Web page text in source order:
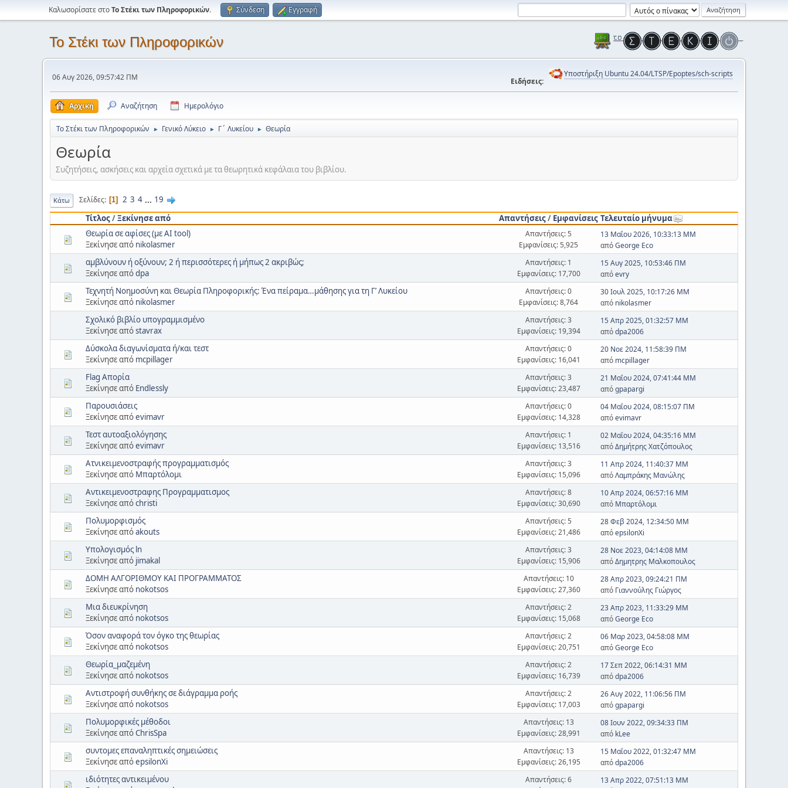
Καλωσορίσατε στοΤο Στέκι των Πληροφορικών. Σύνδεση Εγγραφή
Το Στέκι των Πληροφορικών
06 Αυγ 2026, 09:57:42 ΠΜ Ειδήσεις:
Υποστήριξη Ubuntu 24.04/LTSP/Epoptes/sch-scripts
Αρχική Αναζήτηση Ημερολόγιο
Το Στέκι των Πληροφορικών ► Γενικό Λύκειο ► Γ΄ Λυκείου ► Θεωρία
Θεωρία
Συζητήσεις, ασκήσεις και αρχεία σχετικά με τα θεωρητικά κεφάλαια του βιβλίου.
Κάτω Σελίδες 1 2 3 4 ... 19
Τίτλος/Ξεκίνησε από Απαντήσεις/ Εμφανίσεις Τελευταίο μήνυμα
Θεωρία σε αφίσες (με AI tool)
Ξεκίνησε από nikolasmer
Απαντήσεις: 5
Εμφανίσεις: 5,925
13 Μαΐου 2026, 10:33:13 ΜΜ
απόGeorge Eco
αμβλύνουν ή οξύνουν; 2 ή περισσότερες ή μήπως 2 ακριβώς;
Ξεκίνησε απόdpa
Απαντήσεις: 1
Εμφανίσεις: 17,700
15 Αυγ 2025, 10:53:46 ΠΜ
απόevry
Τεχνητή Νοημοσύνη και Θεωρία Πληροφορικής: Ένα πείραμα…μάθησης για τη Γ’ Λυκείου
Ξεκίνησε από nikolasmer
Απαντήσεις: 0
Εμφανίσεις: 8,764
30 Ιουλ 2025, 10:17:26 ΜΜ
από nikolasmer
Σχολικό βιβλίο υπογραμμισμένο
Ξεκίνησε απόstavrax
Απαντήσεις: 3
Εμφανίσεις: 19,394
15 Απρ 2025, 01:32:57 ΜΜ
απόdpa2006
Δύσκολα διαγωνίσματα ή/και τεστ
Ξεκίνησε από mcpillager
Απαντήσεις: 0
Εμφανίσεις: 16,041
20 Νοε 2024, 11:58:39 ΠΜ
από mcpillager
Flag Απορία
Ξεκίνησε από Endlessly
Απαντήσεις: 3
Εμφανίσεις: 23,487
21 Μαΐου 2024, 07:41:44 ΜΜ
απόgpapargi
Παρουσιάσεις
Ξεκίνησε απόevimavr
Απαντήσεις: 0
Εμφανίσεις: 14,328
04 Μαΐου 2024, 08:15:07 ΠΜ
απόevimavr
Τεστ αυτοαξιολόγησης
Ξεκίνησε απόevimavr
Απαντήσεις: 1
Εμφανίσεις: 13,516
02 Μαΐου 2024, 04:35:16 ΜΜ
απόΔημήτρης Χατζόπουλος
Ατνικειμενοστραφής προγραμματισμός
Ξεκίνησε από Μπαρτόλομι
Απαντήσεις: 3
Εμφανίσεις: 15,096
11 Απρ 2024, 11:40:37 ΜΜ
απόΛαμπράκης Μανώλης
Αντικειμενοστραφης Προγραμματισμος
Ξεκίνησε απόchristi
Απαντήσεις: 8
Εμφανίσεις: 30,690
10 Απρ 2024, 06:57:16 ΜΜ
από Μπαρτόλομι
Πολυμορφισμός
Ξεκίνησε απόakouts
Απαντήσεις: 5
Εμφανίσεις: 21,486
28 Φεβ 2024, 12:34:50 ΜΜ
απόepsilonXi
Υπολογισμός ln
Ξεκίνησε από jimakal
Απαντήσεις: 3
Εμφανίσεις: 15,906
28 Νοε 2023, 04:14:08 ΜΜ
απόΔημητρης Μαλκοπουλος
ΔΟΜΗ ΑΛΓΟΡΙΘΜΟΥ ΚΑΙ ΠΡΟΓΡΑΜΜΑΤΟΣ
Ξεκίνησε από nokotsos
Απαντήσεις: 10
Εμφανίσεις: 27,360
28 Απρ 2023, 09:24:21 ΠΜ
από Γιαννούλης Γιώργος
Μια διευκρίνηση
Ξεκίνησε από nokotsos
Απαντήσεις: 2
Εμφανίσεις: 15,068
23 Απρ 2023, 11:33:29 ΜΜ
απόGeorge Eco
Όσον αναφορά τον όγκο της θεωρίας
Ξεκίνησε από nokotsos
Απαντήσεις: 2
Εμφανίσεις: 20,751
06 Μαρ 2023, 04:58:08 ΜΜ
απόGeorge Eco
Θεωρία_μαζεμένη
Ξεκίνησε από nokotsos
Απαντήσεις: 2
Εμφανίσεις: 16,739
17 Σεπ 2022, 06:14:31 ΜΜ
απόdpa2006
Αντιστροφή συνθήκης σε διάγραμμα ροής
Ξεκίνησε από nokotsos
Απαντήσεις: 2
Εμφανίσεις: 17,003
26 Αυγ 2022, 11:06:56 ΠΜ
απόgpapargi
Πολυμορφικές μέθοδοι
Ξεκίνησε απόChrisSpa
Απαντήσεις: 13
Εμφανίσεις: 28,991
08 Ιουν 2022, 09:34:33 ΠΜ
από kLee
συντομες επαναληπτικές σημειώσεις
Ξεκίνησε απόepsilonXi
Απαντήσεις: 13
Εμφανίσεις: 26,195
15 Μαΐου 2022, 01:32:47 ΜΜ
απόdpa2006
ιδιότητες αντικειμένου
Απαντήσεις: 6
13 Απρ 2022, 07:51:13 ΜΜ